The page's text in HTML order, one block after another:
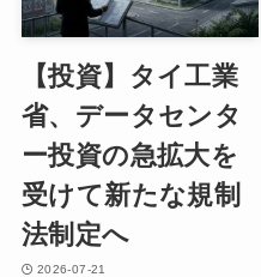
【投資】タイ工業
省、データセンタ
ー投資の急拡大を
受けて新たな規制
法制定へ
2026-07-21